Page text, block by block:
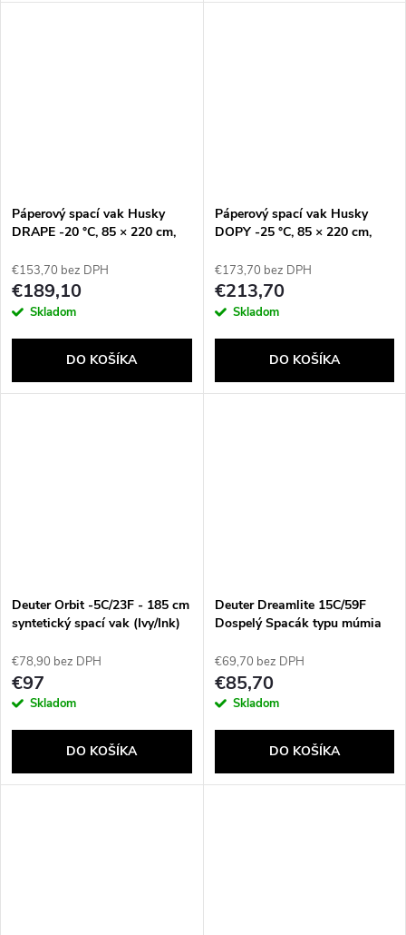
Páperový spací vak Husky
DRAPE -20 °C, 85 × 220 cm,
€153,70 bez DPH
€189,10
Skladom
DO KOŠÍKA
Páperový spací vak Husky
DOPY -25 °C, 85 × 220 cm,
€173,70 bez DPH
€213,70
Skladom
DO KOŠÍKA
Deuter Orbit -5C/23F - 185 cm
syntetický spací vak (Ivy/Ink)
€78,90 bez DPH
€97
Skladom
DO KOŠÍKA
Deuter Dreamlite 15C/59F
Dospelý Spacák typu múmia
€69,70 bez DPH
€85,70
Skladom
DO KOŠÍKA